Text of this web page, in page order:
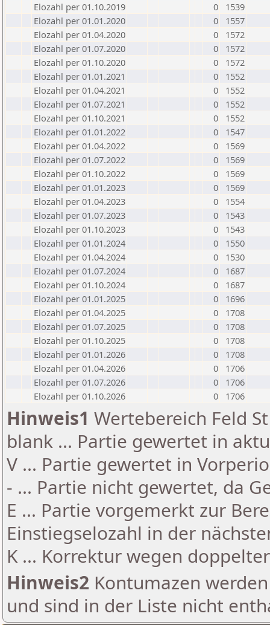
Elozahl per 01.10.2019
0
1539
Elozahl per 01.01.2020
0
1557
Elozahl per 01.04.2020
0
1572
Elozahl per 01.07.2020
0
1572
Elozahl per 01.10.2020
0
1572
Elozahl per 01.01.2021
0
1552
Elozahl per 01.04.2021
0
1552
Elozahl per 01.07.2021
0
1552
Elozahl per 01.10.2021
0
1552
Elozahl per 01.01.2022
0
1547
Elozahl per 01.04.2022
0
1569
Elozahl per 01.07.2022
0
1569
Elozahl per 01.10.2022
0
1569
Elozahl per 01.01.2023
0
1569
Elozahl per 01.04.2023
0
1554
Elozahl per 01.07.2023
0
1543
Elozahl per 01.10.2023
0
1543
Elozahl per 01.01.2024
0
1550
Elozahl per 01.04.2024
0
1530
Elozahl per 01.07.2024
0
1687
Elozahl per 01.10.2024
0
1687
Elozahl per 01.01.2025
0
1696
Elozahl per 01.04.2025
0
1708
Elozahl per 01.07.2025
0
1708
Elozahl per 01.10.2025
0
1708
Elozahl per 01.01.2026
0
1708
Elozahl per 01.04.2026
0
1706
Elozahl per 01.07.2026
0
1706
Elozahl per 01.10.2026
0 1706
Hinweis1 Wertebereich Feld
blank ... Partie gewertet in
V ... Partie gewertet in
- ... Partie nicht gewertet, da
E ... Partie vorgemerkt zur
Einstiegselozahl in der
K ... Korrektur wegen
Hinweis2 Kontumazen
und sind in der Liste nicht